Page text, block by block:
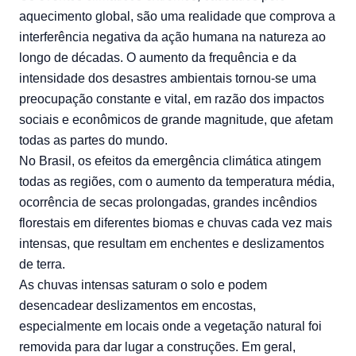
aquecimento global, são uma realidade que comprova a
interferência negativa da ação humana na natureza ao
longo de décadas. O aumento da frequência e da
intensidade dos desastres ambientais tornou-se uma
preocupação constante e vital, em razão dos impactos
sociais e econômicos de grande magnitude, que afetam
todas as partes do mundo.
No Brasil, os efeitos da emergência climática atingem
todas as regiões, com o aumento da temperatura média,
ocorrência de secas prolongadas, grandes incêndios
florestais em diferentes biomas e chuvas cada vez mais
intensas, que resultam em enchentes e deslizamentos
de terra.
As chuvas intensas saturam o solo e podem
desencadear deslizamentos em encostas,
especialmente em locais onde a vegetação natural foi
removida para dar lugar a construções. Em geral,